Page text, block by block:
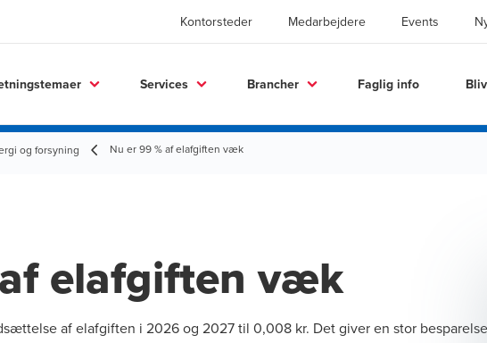
Kontorsteder Medarbejdere Events
Services Brancher Faglig info
og forsyning Nu er 99 % af elafgiften væk
elafgiften væk
af elafgiften i 2026 og 2027 til 0,008 kr. Det giver en stor besparelse